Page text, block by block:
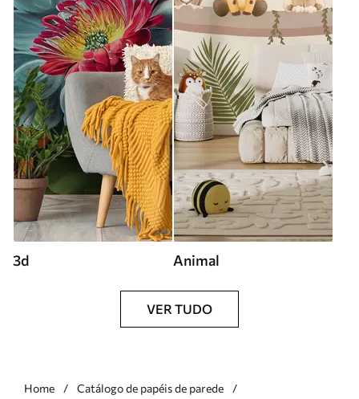
3d Animal
VER TUDO
Home
Catálogo de papéis de parede